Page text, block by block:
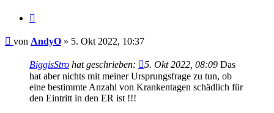
Beitrag
von AndyO » 5. Okt 2022, 10:37
BiggisStro hat geschrieben: 5. Okt 2022, 08:09 Das
hat aber nichts mit meiner Ursprungsfrage zu tun, ob
eine bestimmte Anzahl von Krankentagen schädlich für
den Eintritt in den ER ist !!!